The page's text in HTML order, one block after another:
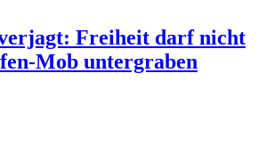
Freiheit darf nicht
Mob untergraben